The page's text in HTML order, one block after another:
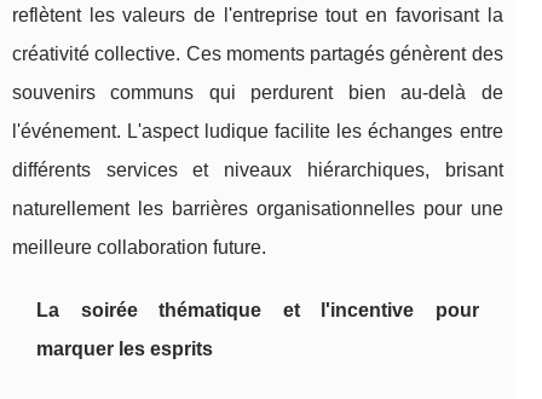
reflètent les valeurs de l'entreprise tout en favorisant la
créativité collective. Ces moments partagés génèrent des
souvenirs communs qui perdurent bien au-delà de
l'événement. L'aspect ludique facilite les échanges entre
différents services et niveaux hiérarchiques, brisant
naturellement les barrières organisationnelles pour une
meilleure collaboration future.
La soirée thématique et l'incentive pour
marquer les esprits